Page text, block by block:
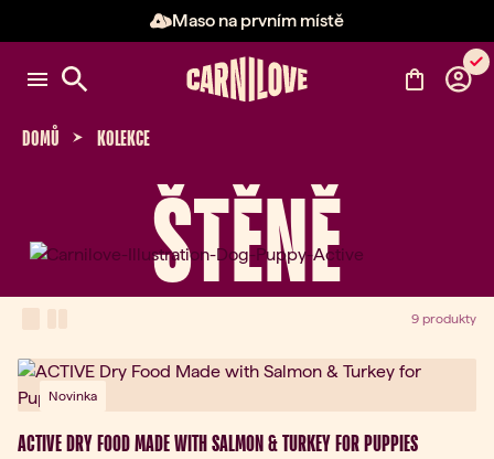
Maso na prvním místě
Položka 2 z 3: Maso na prvním
DOMŮ KOLEKCE
ŠTĚNĚ
9 produkty
Novinka
ACTIVE DRY FOOD MADE WITH SALMON & TURKEY FOR PUPPIES